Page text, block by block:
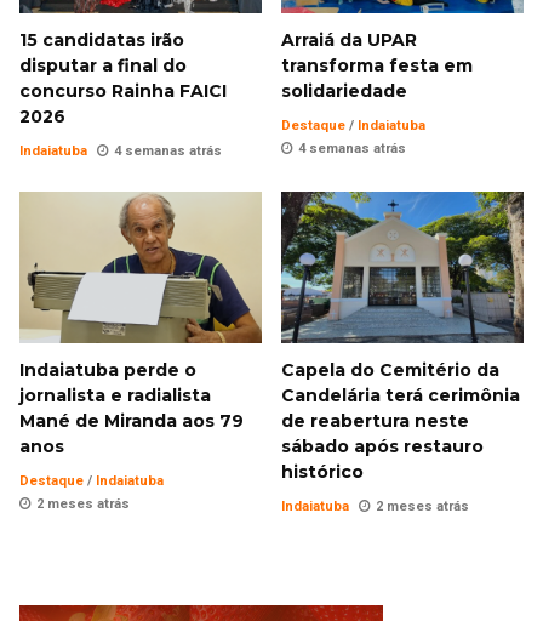
15 candidatas irão
disputar a final do
concurso Rainha FAICI
2026
Indaiatuba 4 semanas atrás
Arraiá da UPAR
transforma festa em
solidariedade
Destaque / Indaiatuba
4 semanas atrás
Indaiatuba perde o
jornalista e radialista
Mané de Miranda aos 79
anos
Destaque / Indaiatuba
2 meses atrás
Capela do Cemitério da
Candelária terá cerimônia
de reabertura neste
sábado após restauro
histórico
Indaiatuba 2 meses atrás